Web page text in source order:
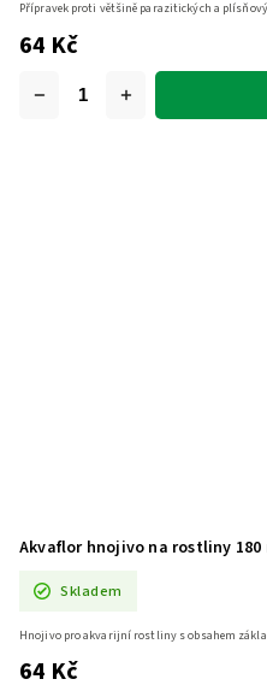
64 Kč
Přípravek proti většině parazitických a
Akvaflor hnojivo na rostliny 180
Skladem
64 Kč
Hnojivo pro akvarijní rostliny s obsahem